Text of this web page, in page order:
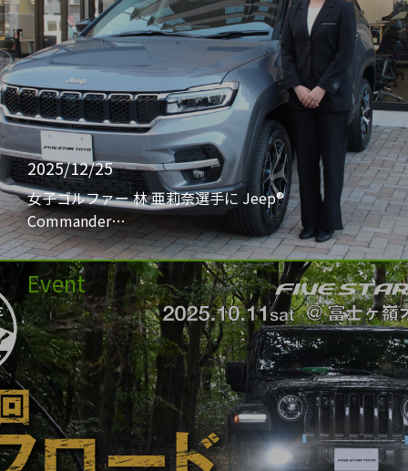
2025/12/25
女子ゴルファー 林 亜莉奈選手に Jeep®
Commander…
Event